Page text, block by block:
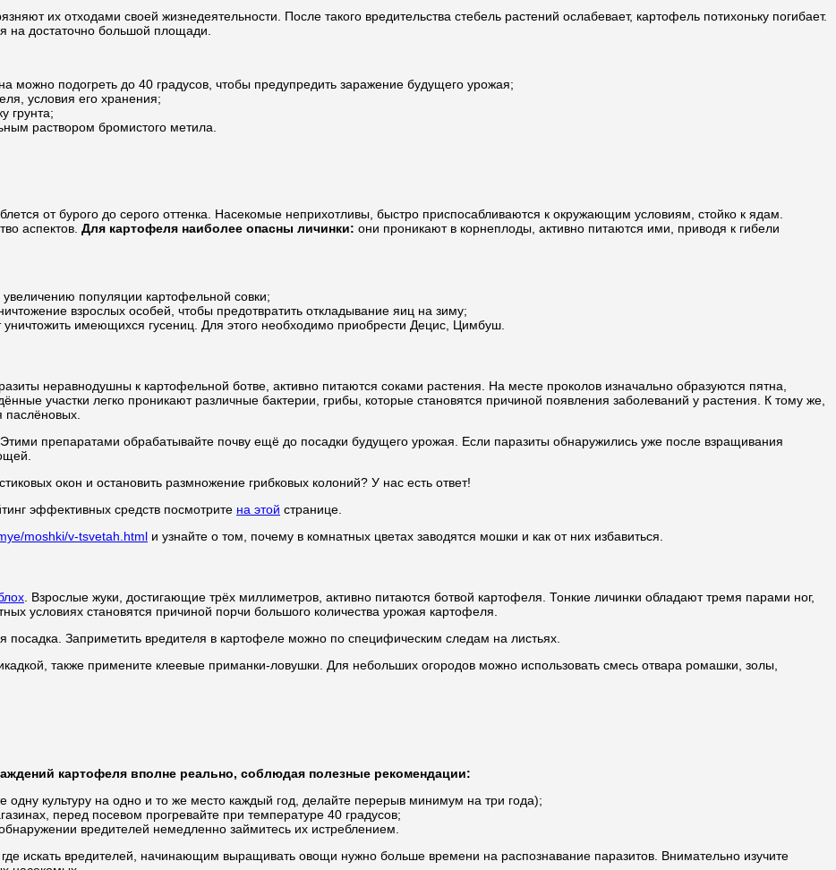
их отходами своей жизнедеятельности. После такого вредительства стебель растений ослабевает, картофель потихоньку погибает.
на достаточно большой площади.
можно подогреть до 40 градусов, чтобы предупредить заражение будущего урожая;
условия его хранения;
грунта;
раствором бромистого метила.
от бурого до серого оттенка. Насекомые неприхотливы, быстро приспосабливаются к окружающим условиям, стойко к ядам.
аспектов. Для картофеля наиболее опасны личинки: они проникают в корнеплоды, активно питаются ими, приводя к гибели
популяции картофельной совки;
взрослых особей, чтобы предотвратить откладывание яиц на зиму;
имеющихся гусениц. Для этого необходимо приобрести Децис, Цимбуш.
неравнодушны к картофельной ботве, активно питаются соками растения. На месте проколов изначально образуются пятна,
участки легко проникают различные бактерии, грибы, которые становятся причиной появления заболеваний у растения. К тому же,
препаратами обрабатывайте почву ещё до посадки будущего урожая. Если паразиты обнаружились уже после взращивания
окон и остановить размножение грибковых колоний? У нас есть ответ!
эффективных средств посмотрите на этой странице.
moshki/v-tsvetah.html и узнайте о том, почему в комнатных цветах заводятся мошки и как от них избавиться.
. Взрослые жуки, достигающие трёх миллиметров, активно питаются ботвой картофеля. Тонкие личинки обладают тремя парами ног,
условиях становятся причиной порчи большого количества урожая картофеля.
посадка. Заприметить вредителя в картофеле можно по специфическим следам на листьях.
также примените клеевые приманки-ловушки. Для небольших огородов можно использовать смесь отвара ромашки, золы,
картофеля вполне реально, соблюдая полезные рекомендации:
одну культуру на одно и то же место каждый год, делайте перерыв минимум на три года);
перед посевом прогревайте при температуре 40 градусов;
вредителей немедленно займитесь их истреблением.
искать вредителей, начинающим выращивать овощи нужно больше времени на распознавание паразитов. Внимательно изучите